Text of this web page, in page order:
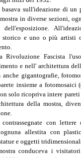
sull'ideazione di un
in diverse sezioni,
storico e uno o più artisti
Rivoluzione Fascista
e nell' architettura
gigantografie,
insieme a fotomosaici
solo ricopriva intere pareti
della mostra,
con lettere
ognuna allestita con
e oggetti
conduceva i